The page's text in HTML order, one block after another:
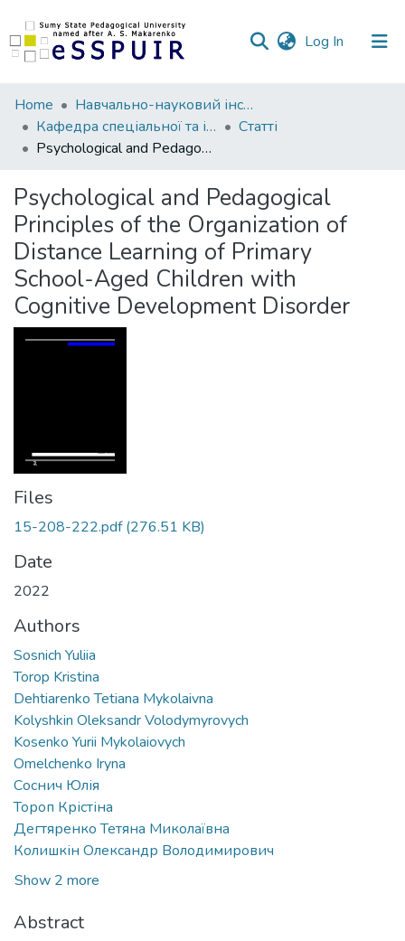
Log In (current)
Communities
&
Collections
Statistics
Home
Навчально-науковий інститут педагогіки і психології
Кафедра спеціальної та інклюзивної освіти
Статті
Psychological and Pedagogical Principles of the Organization of Distance Learning of Primary School-Aged Children with Cognitive Development Disorder
Psychological and Pedagogical
Principles of the Organization of
Distance Learning of Primary
School-Aged Children with
Cognitive Development Disorder
Files
15-208-222.pdf(276.51 KB)
Date
2022
Authors
Sosnich Yuliia
Torop Kristina
Dehtiarenko Tetiana Mykolaivna
Kolyshkin Oleksandr Volodymyrovych
Kosenko Yurii Mykolaiovych
Omelchenko Iryna
Соснич Юлія
Тороп Крістіна
Дегтяренко Тетяна Миколаївна
Колишкін Олександр Володимирович
Show 2 more
Abstract